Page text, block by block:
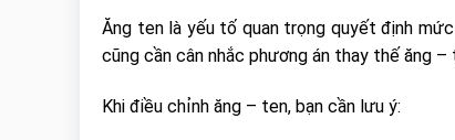
Ăng ten là yếu tố quan trọng quyết định
cũng cần cân nhắc phương án thay thế ăng
Khi điều chỉnh ăng – ten, bạn cần lưu ý: